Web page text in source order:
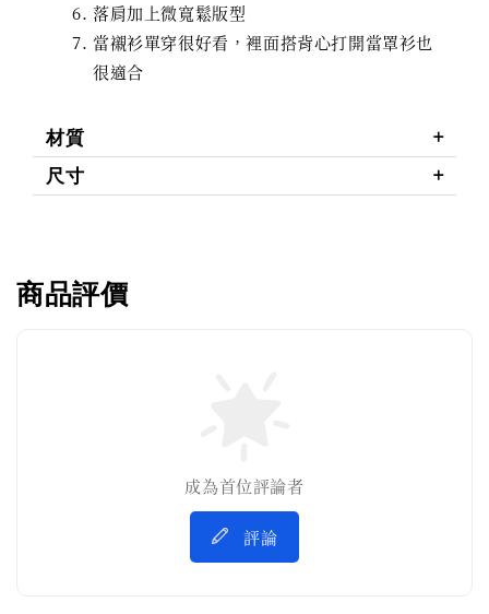
落肩加上微寬鬆版型
當襯衫單穿很好看，裡面搭背心打開當罩衫也
很適合
材質
尺寸
商品評價
成為首位評論者
評論